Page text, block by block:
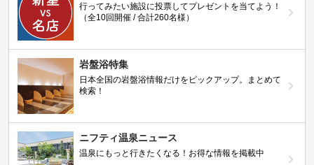
行ってみたい施設に投票してプレゼントを当てよう！
（全10回開催 / 合計260名様）
岩盤浴特集
日本全国の岩盤浴情報だけをピックアップ。まとめて
検索！
ニフティ温泉ニュース
温泉にもっと行きたくなる！お得な情報を掲載中